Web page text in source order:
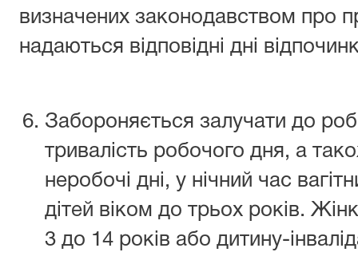
визначених законодавством про
надаються відповідні дні
Забороняється залучати до
тривалість робочого дня, а
неробочі дні, у нічний час
дітей віком до трьох років.
3 до 14 років або дитину-